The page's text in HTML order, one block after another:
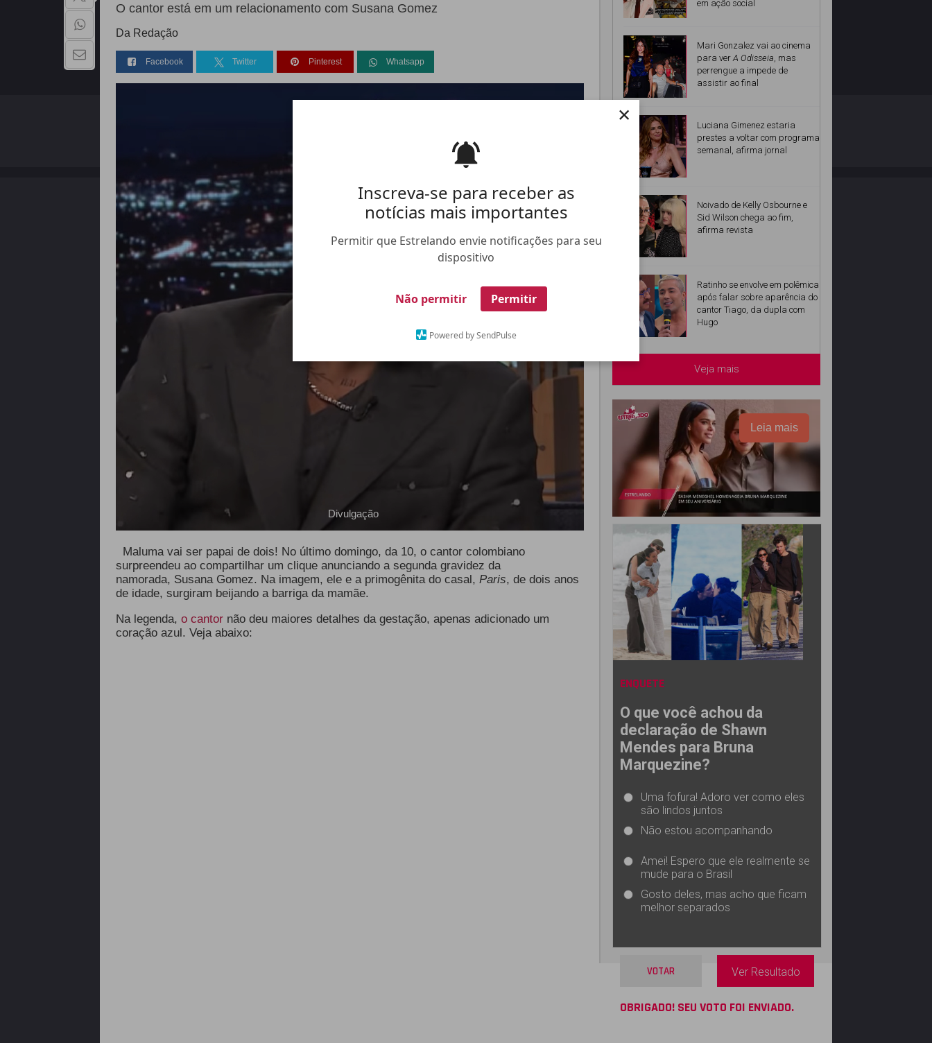
Inscreva-se para receber as
notícias mais importantes
Permitir que Estrelando envie notificações para seu
dispositivo
Não permitir Permitir
Powered by SendPulse
×
O cantor está em um relacionamento com Susana Gomez
Da Redação
Facebook Twitter Pinterest Whatsapp
Divulgação
Maluma vai ser papai de dois! No último domingo, da 10, o cantor colombiano
surpreendeu ao compartilhar um clique anunciando a segunda gravidez da
namorada, Susana Gomez. Na imagem, ele e a primogênita do casal, Paris, de dois anos
de idade, surgiram beijando a barriga da mamãe.
Na legenda, o cantor não deu maiores detalhes da gestação, apenas adicionado um
coração azul. Veja abaixo:
em ação social
Mari Gonzalez vai ao cinema
para verA Odisseia, mas
perrengue a impede de
assistir ao final
Luciana Gimenez estaria
prestes a voltar com programa
semanal, afirma jornal
Noivado de Kelly Osbourne e
Sid Wilson chega ao fim,
afirma revista
Ratinho se envolve em polêmica
após falar sobre aparência do
cantor Tiago, da dupla com
Hugo
Veja mais
Leia mais
ENQUETE
O que você achou da
declaração de Shawn
Mendes para Bruna
Marquezine?
Uma fofura! Adoro ver como eles
são lindos juntos
Não estou acompanhando
Amei! Espero que ele realmente se
mude para o Brasil
Gosto deles, mas acho que ficam
melhor separados
VOTAR Ver Resultado
OBRIGADO! SEU VOTO FOI ENVIADO.
TRABALHE NO ESTRELANDO
Copyright - 2026 | Todos os direitos reservados Desenvolvido por